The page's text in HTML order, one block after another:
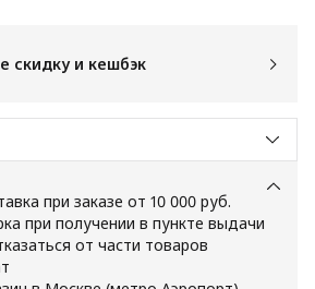
скидку и кешбэк
при заказе от 10 000 руб.
при получении в пункте выдачи
от части товаров